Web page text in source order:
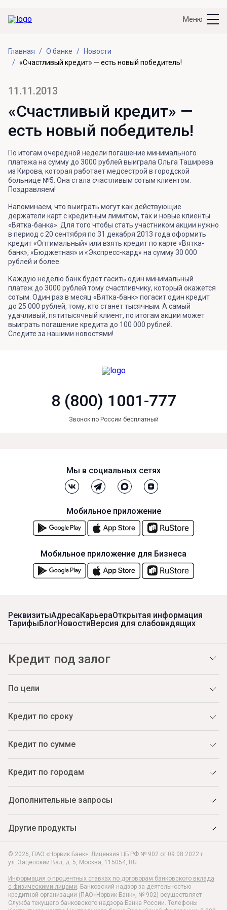
Меню
Главная О банке
Новости
«Счастливый кредит» — есть новый победитель!
11.11.2013
«Счастливый кредит» —
есть новый победитель!
По итогам очередной недели погашение минимального
платежа на сумму до 3000 рублей выиграла Ольга Таширева
из Кирова, которая работает медсестрой в городской
больнице №5. Она стала счастливым сотым клиентом.
Поздравляем!
Напоминаем, что выиграть могут как действующие
держатели карт с кредитным лимитом, так и новые клиенты
«Вятка-банка». Для того чтобы стать участником акции нужно
в период с 20 сентября по 31 декабря 2013 года оформить
кредит «Оптимальный» или взять кредит по карте «Вятка-
банк», «Бюджетная» и «Экспресс-кард» на сумму 30 000
рублей и более.
Каждую неделю банк будет гасить один минимальный
платеж до 3000 рублей тому счастливчику, который окажется
сотым. Один раз в месяц «Вятка-банк» погасит один кредит
до 25 000 рублей, тому, кто станет тысячным. А самый
удачливый, пятитысячный клиент, по итогам акции может
выиграть погашение кредита до 100 000 рублей.
Следите за нашими новостями!
8 (800) 1001-777
Звонок по России бесплатный
© 2026, ПАО «Норвик Банк». Лицензия ЦБ РФ № 902 от 09.08.2022 г.
ул. Зацепский Вал, д. 5, Москва, 115054, RU
Информация о процентных ставках по договорам банковского вклада
с физическими лицами. Банковский надзор за деятельностью
кредитной организации (ПАО«Норвик Банк», № 902) осуществляет
Служба текущего банковского надзора Банка России. Телефоны
РеквизитыАдресаКарьераОткрытая информация
ТарифыБлогНовостиВерсия для слабовидящих
Кредит под залог
По цели
Кредит по сроку
Кредит по сумме
Кредит по городам
Дополнительные запросы
Другие продукты
Мы в социальных сетях
Мобильное приложение
Мобильное приложение для Бизнеса